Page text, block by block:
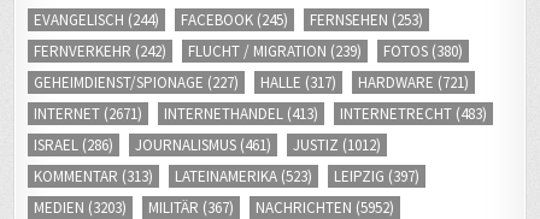
EVANGELISCH (244) FACEBOOK (245) FERNSEHEN (253)
FERNVERKEHR (242) FLUCHT / MIGRATION (239) FOTOS (380)
GEHEIMDIENST/SPIONAGE (227) HALLE (317) HARDWARE (721)
INTERNET (2671) INTERNETHANDEL (413) INTERNETRECHT (483)
ISRAEL (286) JOURNALISMUS (461) JUSTIZ (1012)
KOMMENTAR (313) LATEINAMERIKA (523) LEIPZIG (397)
MEDIEN (3203) MILITÄR (367) NACHRICHTEN (5952)